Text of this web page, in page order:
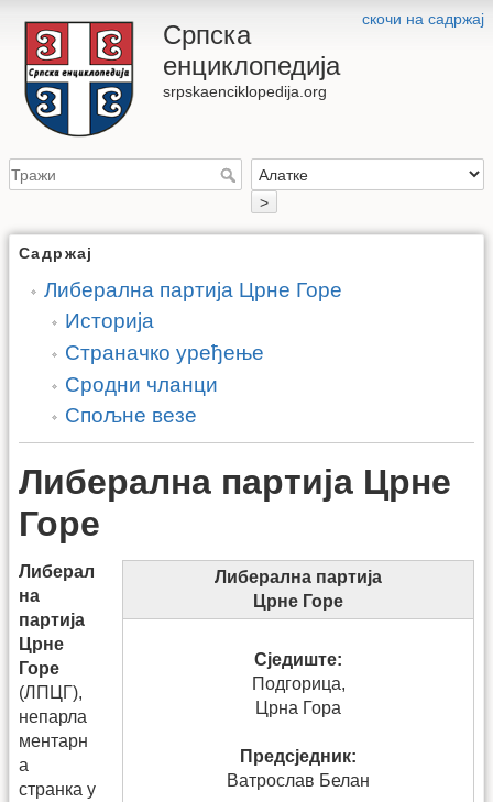
скочи на садржај
Српска
енциклопедија
srpskaenciklopedija.org
>
Садржај
Либерална партија Црне Горе
Историја
Страначко уређење
Сродни чланци
Спољне везе
Либерална партија Црне
Горе
Либерална партија
Црне Горе
Сједиште:
Подгорица,
Црна Гора
Предсједник:
Ватрослав Белан
Либерал
на
партија
Црне
Горе
(ЛПЦГ),
непарла
ментарн
а
странка у